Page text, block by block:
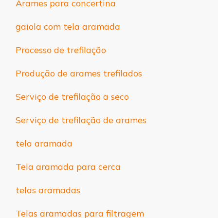
Arames para concertina
gaiola com tela aramada
Processo de trefilação
Produção de arames trefilados
Serviço de trefilação a seco
Serviço de trefilação de arames
tela aramada
Tela aramada para cerca
telas aramadas
Telas aramadas para filtragem